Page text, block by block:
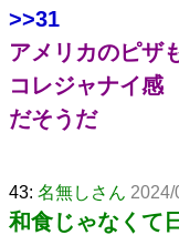
>>31
アメリカのピザ
コレジャナイ感
だそうだ
43: 名無しさん
和食じゃなくて